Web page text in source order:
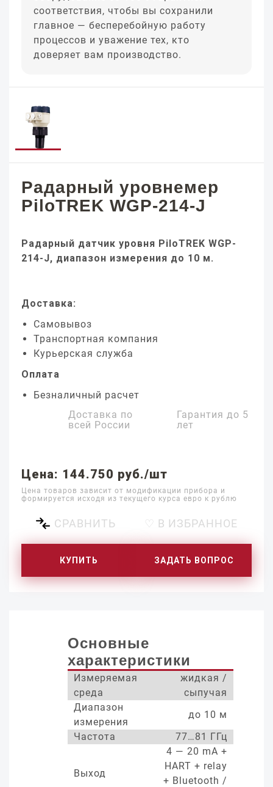
соответствия, чтобы вы сохранили
главное — бесперебойную работу
процессов и уважение тех, кто
доверяет вам производство.
Радарный уровнемер
PiloTREK WGP-214-J
Радарный датчик уровня PiloTREK WGP-
214-J, диапазон измерения до 10 м.
Доставка:
Самовывоз
Транспортная компания
Курьерская служба
Оплата
Безналичный расчет
Доставка по
всей России
Гарантия до 5
лет
Цена: 144.750 руб./шт
Цена товаров зависит от модификации прибора и
формируется исходя из текущего курса евро к рублю
СРАВНИТЬ ♡ В ИЗБРАННОЕ
КУПИТЬ ЗАДАТЬ ВОПРОС
Основные
характеристики
Измеряемая
среда
жидкая /
сыпучая
Диапазон
измерения
до 10 м
Частота
77…81 ГГц
Выход
4 — 20 mA +
HART + relay
+ Bluetooth /